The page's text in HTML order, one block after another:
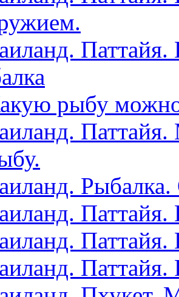
Паттайя.
рыбу
Рыбалка.
Паттайя.
Паттайя.
Паттайя.